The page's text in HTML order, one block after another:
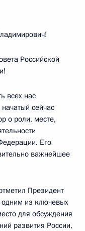
Российской
всех нас
сейчас
о роли, месте,
Его
важнейшее
Президент
одним из ключевых
для обсуждения
развития России,